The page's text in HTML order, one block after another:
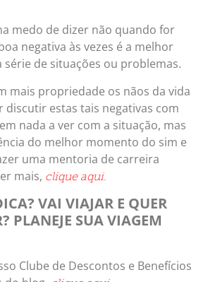
medo de dizer não quando for
negativa às vezes é a melhor
série de situações ou problemas.
mais propriedade os nãos da vida
discutir estas tais negativas com
nada a ver com a situação, mas
do melhor momento do sim e
uma mentoria de carreira
mais, clique aqui.
VAI VIAJAR E QUER
PLANEJE SUA VIAGEM
Clube de Descontos e Benefícios